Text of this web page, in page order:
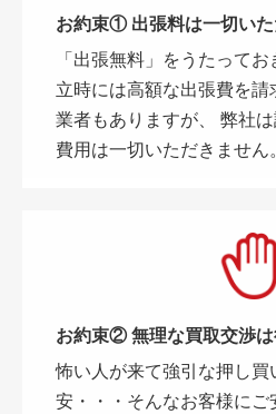
お約束① 出張料は一切いた
「出張無料」をうたって
立時には高額な出張費を
業者もありますが、 弊社
費用は一切いただきません。
お約束② 無理な買取交渉は
怖い人が来て強引な押し買
安・・・そんなお客様にご